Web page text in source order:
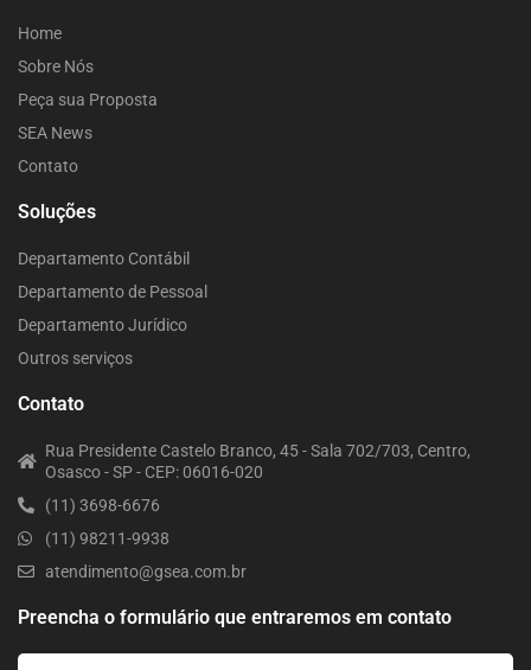
Home
Sobre Nós
Peça sua Proposta
SEA News
Contato
Soluções
Departamento Contábil
Departamento de Pessoal
Departamento Jurídico
Outros serviços
Contato
Rua Presidente Castelo Branco, 45 - Sala 702/703, Centro,
Osasco - SP - CEP: 06016-020
(11) 3698-6676
(11) 98211-9938
atendimento@gsea.com.br
Preencha o formulário que entraremos em contato